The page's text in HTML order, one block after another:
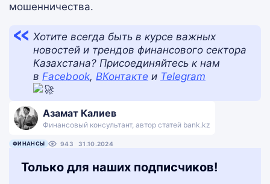
мошенничества.
Хотите всегда быть в курсе важных
новостей и трендов финансового сектора
Казахстана? Присоединяйтесь к нам
в Facebook, ВКонтакте и Telegram
Азамат Калиев
Финансовый консультант, автор статей bank.kz
ФИНАНСЫ 943 31.10.2024
Только для наших подписчиков!